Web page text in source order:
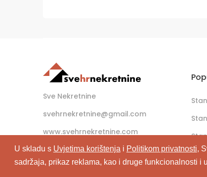
U skladu s Uvjetima korištenja i Politikom privatnosti,
sadržaja, prikaz reklama, kao i druge funkcionalnosti
Sve Nekretnine
svehrnekretnine@gmail.com
www.svehrnekretnine.com